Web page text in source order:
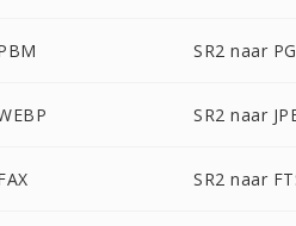
SR2 naar
SR2 naar
SR2 naar